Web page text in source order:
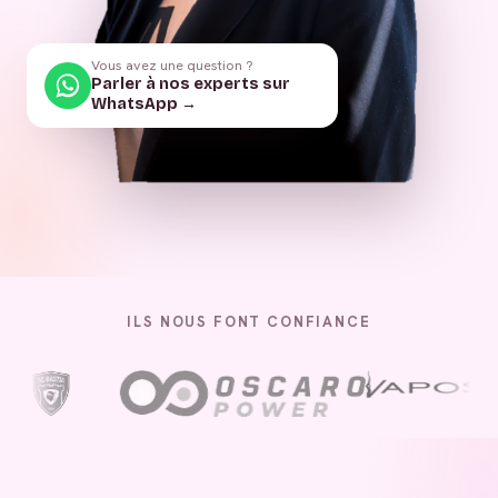
Vous avez une question ?
Parler à nos experts sur
WhatsApp →
ILS NOUS FONT CONFIANCE